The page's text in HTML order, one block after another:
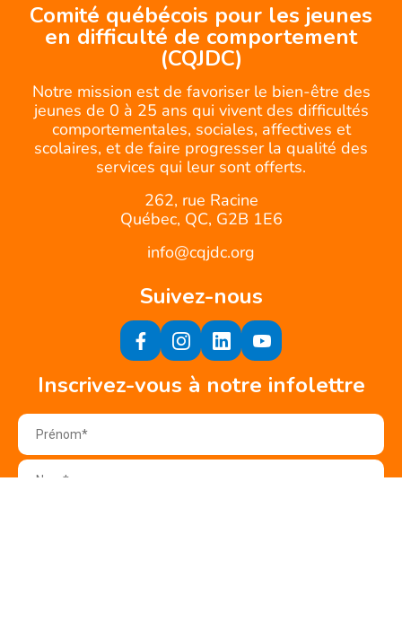
Comité québécois pour les jeunes
en difficulté de comportement
(CQJDC)
Notre mission est de favoriser le bien-être des
jeunes de 0 à 25 ans qui vivent des difficultés
comportementales, sociales, affectives et
scolaires, et de faire progresser la qualité des
services qui leur sont offerts.
262, rue Racine
Québec, QC, G2B 1E6
info@cqjdc.org
Suivez-nous
Inscrivez-vous à notre infolettre